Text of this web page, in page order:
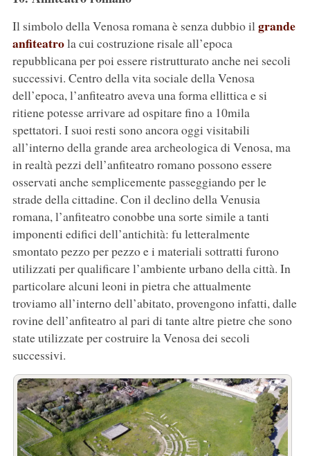
Il simbolo della Venosa romana è senza dubbio ilgrande
anfiteatrola cui costruzione risale all’epoca
repubblicana per poi essere ristrutturato anche nei secoli
successivi. Centro della vita sociale della Venosa
dell’epoca, l’anfiteatro aveva una forma ellittica e si
ritiene potesse arrivare ad ospitare fino a 10mila
spettatori. I suoi resti sono ancora oggi visitabili
all’interno della grande area archeologica di Venosa, ma
in realtà pezzi dell’anfiteatro romano possono essere
osservati anche semplicemente passeggiando per le
strade della cittadine. Con il declino della Venusia
romana, l’anfiteatro conobbe una sorte simile a tanti
imponenti edifici dell’antichità: fu letteralmente
smontato pezzo per pezzo e i materiali sottratti furono
utilizzati per qualificare l’ambiente urbano della città. In
particolare alcuni leoni in pietra che attualmente
troviamo all’interno dell’abitato, provengono infatti, dalle
rovine dell’anfiteatro al pari di tante altre pietre che sono
state utilizzate per costruire la Venosa dei secoli
successivi.